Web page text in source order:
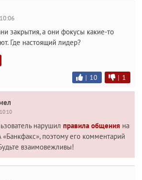
закрытия, а они фокусы какие-то
Где настоящий лидер?
| 10 | 1
нарушил правила общения на
«Банкфакс», поэтому его комментарий
взаимовежливы!